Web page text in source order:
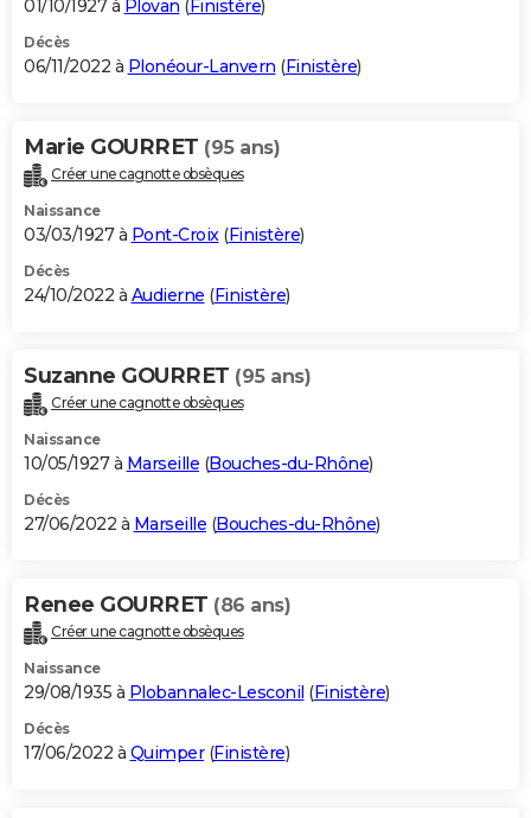
01/10/1927 à Plovan ( Finistère)
Décès
06/11/2022 à Plonéour-Lanvern (Finistère)
Marie GOURRET (95 ans)
Créer une cagnotte obsèques
Naissance
03/03/1927 à Pont-Croix(Finistère)
Décès
24/10/2022 à Audierne (Finistère)
Suzanne GOURRET (95 ans)
Créer une cagnotte obsèques
Naissance
10/05/1927 à Marseille (Bouches-du-Rhône)
Décès
27/06/2022 à Marseille (Bouches-du-Rhône)
Renee GOURRET (86 ans)
Créer une cagnotte obsèques
Naissance
29/08/1935 à Plobannalec-Lesconil (Finistère)
Décès
17/06/2022 à Quimper(Finistère)